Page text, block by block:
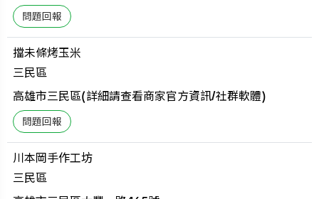
擋未條烤玉米
三民區
高雄市三民區(詳細請查看商家官方資訊/社群軟體)
川本岡手作工坊
三民區